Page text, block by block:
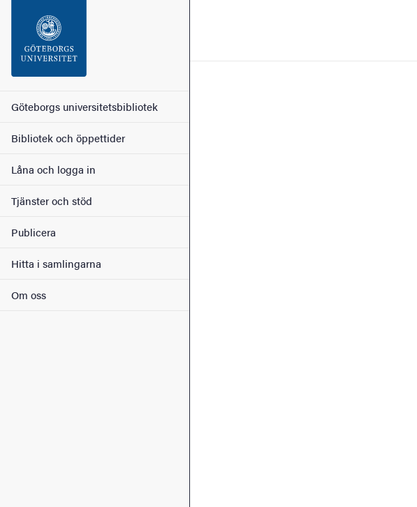
Sidfoten
Om webbplatsen
Huvudmeny
Göteborgs universitetsbibliotek
Bibliotek och öppettider
Låna och logga in
Tjänster och stöd
Publicera
Hitta i samlingarna
Om oss